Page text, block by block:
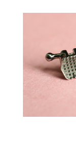
Идеально для
по анатомии
◦ Специальные